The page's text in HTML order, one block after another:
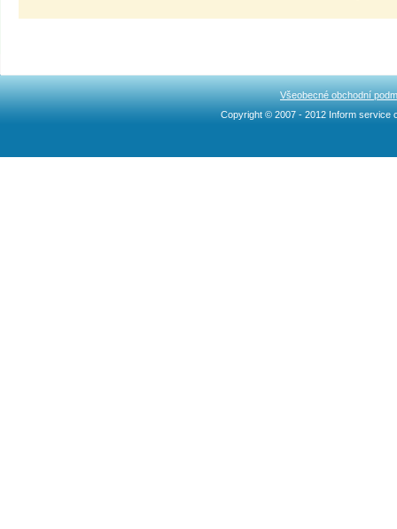
Všeobecné obchodní
Copyright © 2007 - 2012 Inform service